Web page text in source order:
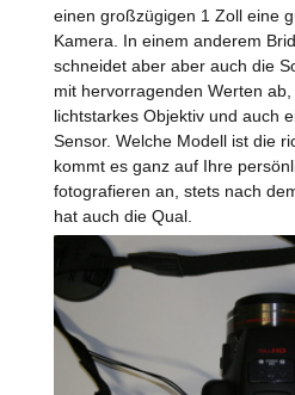
einen großzügigen 1 Zoll eine
Kamera. In einem anderem
schneidet aber aber auch die
mit hervorragenden Werten
lichtstarkes Objektiv und auch
Sensor. Welche Modell ist die
kommt es ganz auf Ihre
fotografieren an, stets nach
hat auch die Qual.